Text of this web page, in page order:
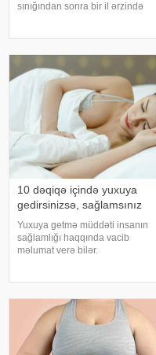
sınığından sonra bir il ərzində
riskini azaltmaq üçün kalsium, D
vitamini, zülal
10 dəqiqə içində yuxuya
gedirsinizsə, sağlamsınız
Yuxuya getmə müddəti insanın
sağlamlığı haqqında vacib
məlumat verə bilər.
üzrə mütəxəssis Mişel Drerupun
sözlərinə görə